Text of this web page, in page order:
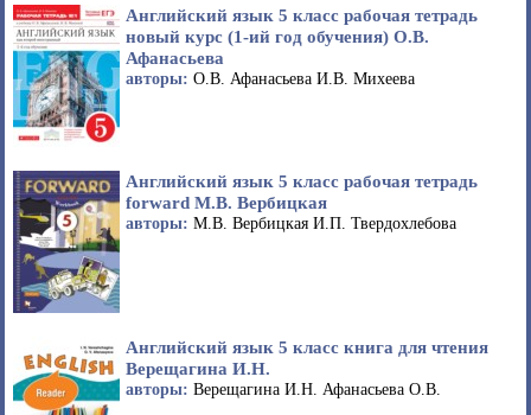
Английский язык 5 класс рабочая тетрадь
новый курс (1-ий год обучения) О.В.
Афанасьева
авторы: О.В. Афанасьева И.В. Михеева
Английский язык 5 класс рабочая тетрадь
forward М.В. Вербицкая
авторы: М.В. Вербицкая И.П. Твердохлебова
Английский язык 5 класс книга для чтения
Верещагина И.Н.
авторы: Верещагина И.Н. Афанасьева О.В.